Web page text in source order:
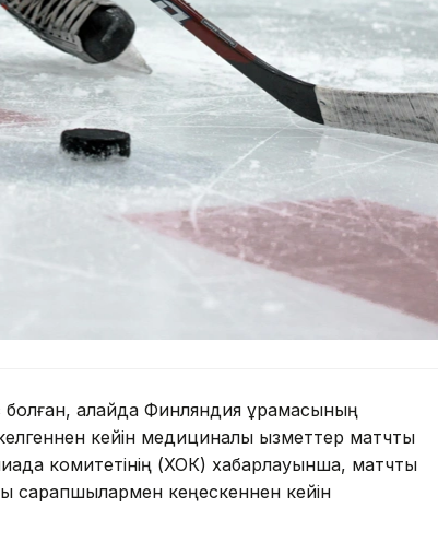
болған, алайда Финляндия құрамасының
кейін медициналық қызметтер матчты
комитетінің (ХОК) хабарлауынша, матчты
сарапшылармен кеңескеннен кейін